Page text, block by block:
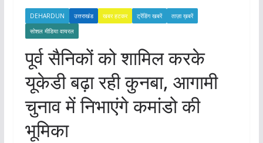
DEHARDUN उत्तराखंड खबर हटकर ट्रेंडिंग खबरें
ताज़ा ख़बरें
सोशल मीडिया वायरल
पूर्व सैनिकों को शामिल करके
यूकेडी बढ़ा रही कुनबा, आगामी
चुनाव में निभाएंगे कमांडो की
भूमिका